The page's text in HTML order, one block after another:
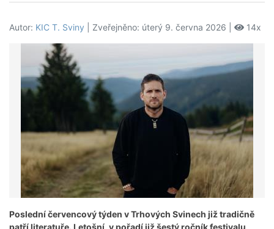
Autor: KIC T. Sviny | Zveřejněno: úterý 9. června 2026 | 14x
Poslední červencový týden v Trhových Svinech již tradičně
patří literatuře. Letošní, v pořadí již šestý ročník festivalu